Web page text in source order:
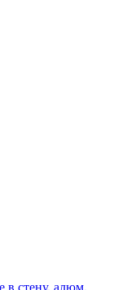
в стену, алюм.